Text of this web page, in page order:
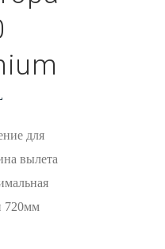
для
вылета
720мм